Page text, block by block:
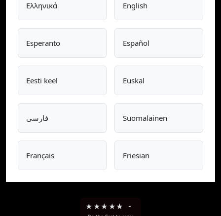
Ελληνικά English
Esperanto Español
Eesti keel Euskal
فارسی Suomalainen
Français Friesian
★ ★★ ★★ -